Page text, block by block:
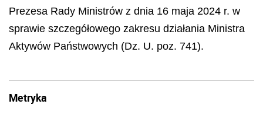
Prezesa Rady Ministrów z dnia 16 maja 2024 r. w
sprawie szczegółowego zakresu działania Ministra
Aktywów Państwowych (Dz. U. poz. 741).
Metryka